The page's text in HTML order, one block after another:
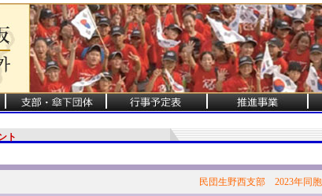
ト
民団生野西支部 2023年同